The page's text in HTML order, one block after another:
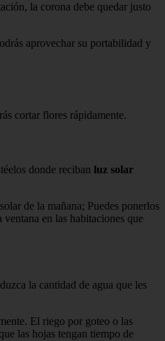
la corona debe quedar justo
aprovechar su portabilidad y
cortar flores rápidamente.
donde reciban luz solar
de la mañana; Puedes ponerlos
en las habitaciones que
la cantidad de agua que les
El riego por goteo o las
las hojas tengan tiempo de